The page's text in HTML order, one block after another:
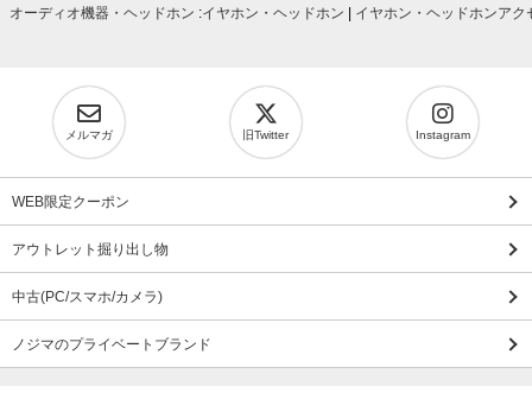
オーディオ機器・ヘッドホン :イヤホン・ヘッドホン イヤホン・ヘッドホンアク
メルマガ 旧Twitter Instagram
WEB限定クーポン
アウトレット掘り出し物
中古(PC/スマホ/カメラ)
ノジマのプライベートブランド